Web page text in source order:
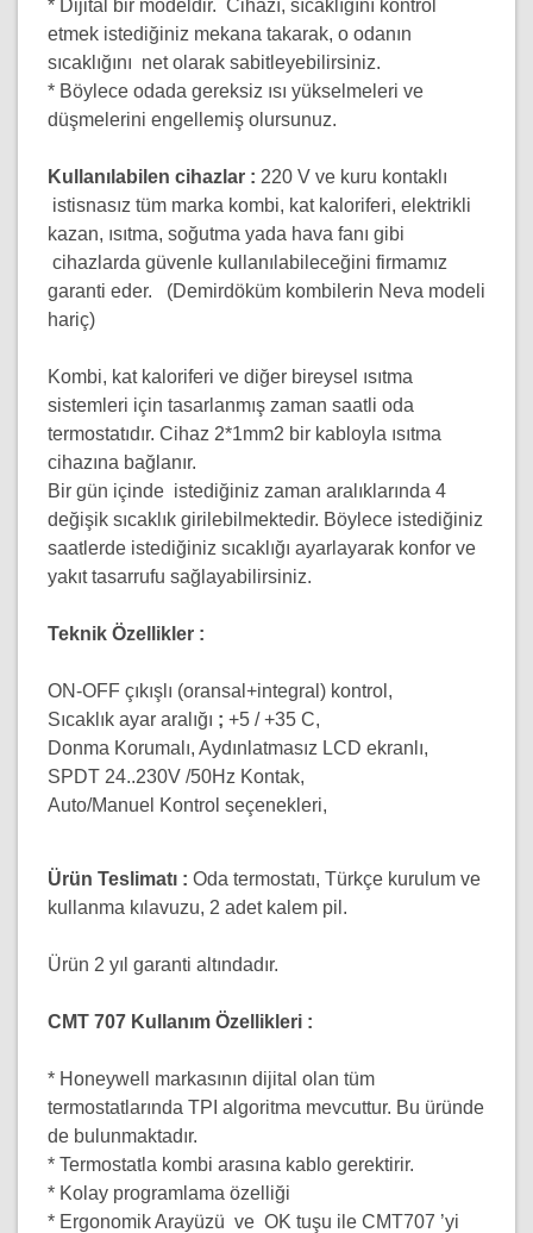
* Dijital bir modeldir. Cihazı, sıcaklığını kontrol
etmek istediğiniz mekana takarak, o odanın
sıcaklığını net olarak sabitleyebilirsiniz.
* Böylece odada gereksiz ısı yükselmeleri ve
düşmelerini engellemiş olursunuz.
Kullanılabilen cihazlar : 220 V ve kuru kontaklı
istisnasız tüm marka kombi, kat kaloriferi, elektrikli
kazan, ısıtma, soğutma yada hava fanı gibi
cihazlarda güvenle kullanılabileceğini firmamız
garanti eder. (Demirdöküm kombilerin Neva modeli
hariç)
Kombi, kat kaloriferi ve diğer bireysel ısıtma
sistemleri için tasarlanmış zaman saatli oda
termostatıdır. Cihaz 2*1mm2 bir kabloyla ısıtma
cihazına bağlanır.
Bir gün içinde istediğiniz zaman aralıklarında 4
değişik sıcaklık girilebilmektedir. Böylece istediğiniz
saatlerde istediğiniz sıcaklığı ayarlayarak konfor ve
yakıt tasarrufu sağlayabilirsiniz.
Teknik Özellikler :
ON-OFF çıkışlı (oransal+integral) kontrol,
Sıcaklık ayar aralığı ; +5 / +35 C,
Donma Korumalı, Aydınlatmasız LCD ekranlı,
SPDT 24..230V /50Hz Kontak,
Auto/Manuel Kontrol seçenekleri,
Ürün Teslimatı : Oda termostatı, Türkçe kurulum ve
kullanma kılavuzu, 2 adet kalem pil.
Ürün 2 yıl garanti altındadır.
CMT 707 Kullanım Özellikleri :
* Honeywell markasının dijital olan tüm
termostatlarında TPI algoritma mevcuttur. Bu üründe
de bulunmaktadır.
* Termostatla kombi arasına kablo gerektirir.
* Kolay programlama özelliği
* Ergonomik Arayüzü ve OK tuşu ile CMT707 ’yi